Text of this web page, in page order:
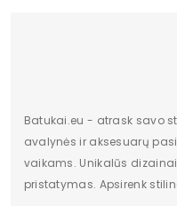
Batukai.eu - atrask savo
avalynės ir aksesuarų
vaikams. Unikalūs
pristatymas. Apsirenk